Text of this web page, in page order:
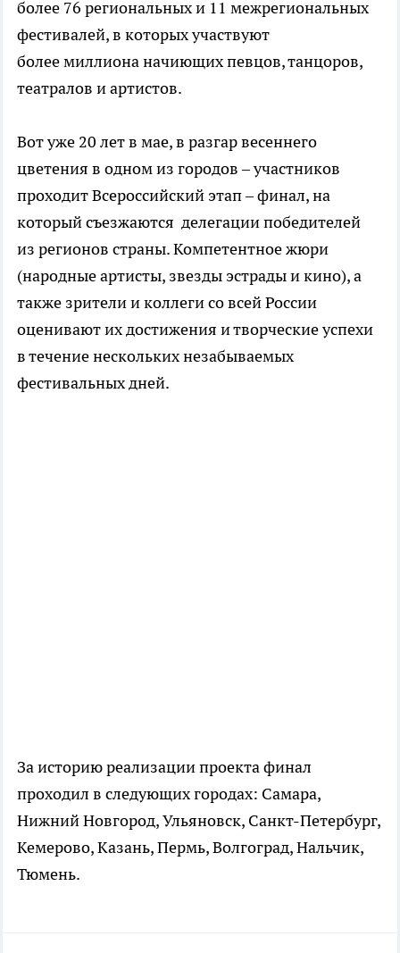
более 76 региональных и 11 межрегиональных
фестивалей, в которых участвуют
более миллиона начиющих певцов, танцоров,
театралов и артистов.
Вот уже 20 лет в мае, в разгар весеннего
цветения в одном из городов – участников
проходит Всероссийский этап – финал, на
который съезжаются делегации победителей
из регионов страны. Компетентное жюри
(народные артисты, звезды эстрады и кино), а
также зрители и коллеги со всей России
оценивают их достижения и творческие успехи
в течение нескольких незабываемых
фестивальных дней.
За историю реализации проекта финал
проходил в следующих городах: Самара,
Нижний Новгород, Ульяновск, Санкт-Петербург,
Кемерово, Казань, Пермь, Волгоград, Нальчик,
Тюмень.